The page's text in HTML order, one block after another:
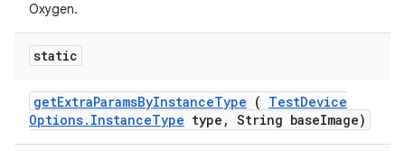
Oxygen.
static
getExtraParamsByInstanceType ( TestDevice
Options. InstanceType type , String baseImage)